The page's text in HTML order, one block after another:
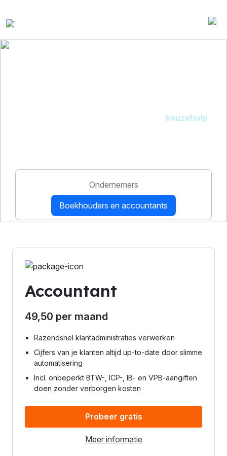
keuzehulp
Ondernemers
Boekhouders en accountants
Accountant
49,50 per maand
Razendsnel klantadministraties verwerken
Cijfers van je klanten altijd up-to-date door slimme
automatisering
Incl. onbeperkt BTW-, ICP-, IB- en VPB-aangiften
doen zonder verborgen kosten
Probeer gratis
Meer informatie